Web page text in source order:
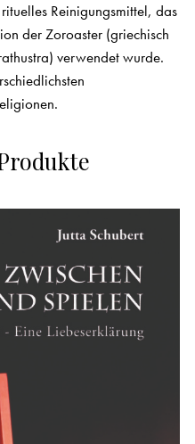
Reinigungsmittel, das
der Zoroaster (griechisch
verwendet wurde.